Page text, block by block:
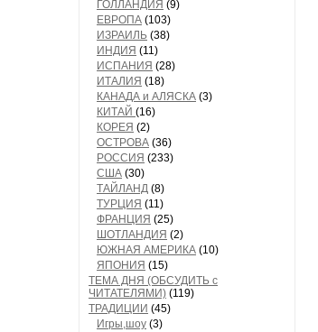
ГОЛЛАНДИЯ (9)
ЕВРОПА (103)
ИЗРАИЛЬ (38)
ИНДИЯ (11)
ИСПАНИЯ (28)
ИТАЛИЯ (18)
КАНАДА и АЛЯСКА (3)
КИТАЙ (16)
КОРЕЯ (2)
ОСТРОВА (36)
РОССИЯ (233)
США (30)
ТАЙЛАНД (8)
ТУРЦИЯ (11)
ФРАНЦИЯ (25)
ШОТЛАНДИЯ (2)
ЮЖНАЯ АМЕРИКА (10)
ЯПОНИЯ (15)
ТЕМА ДНЯ (ОБСУДИТЬ с
ЧИТАТЕЛЯМИ) (119)
ТРАДИЦИИ (45)
Игры,шоу (3)